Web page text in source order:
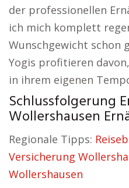
der professionellen
ich mich komplett
Wunschgewicht schon
Yogis profitieren
in ihrem eigenen
Schlussfolgerung
Wollershausen
Regionale Tipps:
Versicherung
Wollershausen